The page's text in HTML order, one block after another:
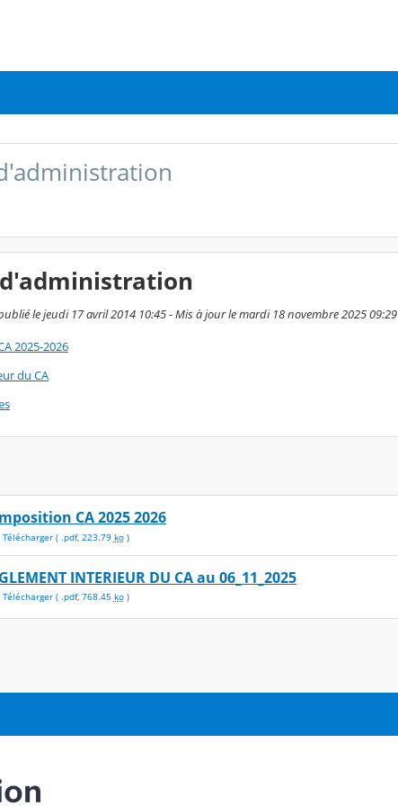
le jeudi 17 avril 2014 10:45 - Mis à jour le mardi 18 novembre 2025 09:29
2025-2026
du CA
CA 2025 2026
Télécharger( .pdf, 223.79 ko)
INTERIEUR DU CA au 06_11_2025
Télécharger( .pdf, 768.45 ko)